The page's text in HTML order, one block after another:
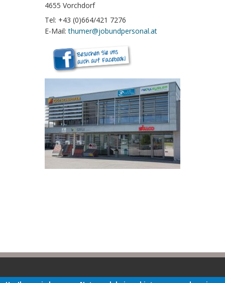
4655 Vorchdorf
Tel: +43 (0)664/421 7276
E-Mail:thumer@jobundpersonal.at